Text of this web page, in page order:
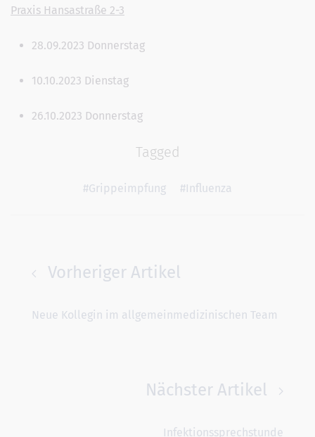
Praxis Hansastraße 2-3
28.09.2023 Donnerstag
10.10.2023 Dienstag
26.10.2023 Donnerstag
Tagged
#Grippeimpfung #Influenza
Vorheriger Artikel
Neue Kollegin im allgemeinmedizinischen Team
Nächster Artikel
Infektionssprechstunde